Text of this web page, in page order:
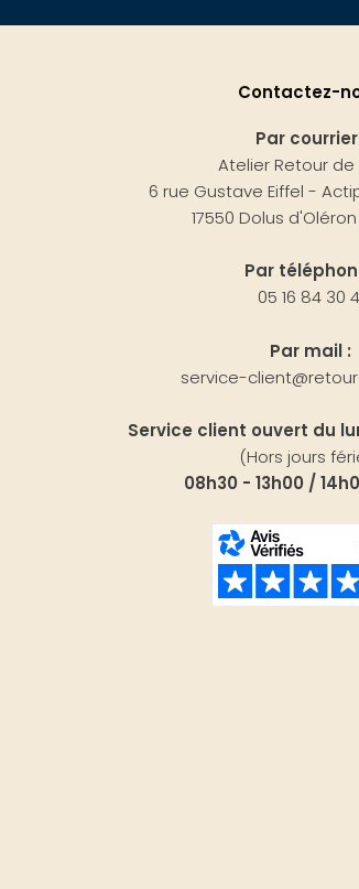
Contactez-
Par courrier
Atelier Retour de
6 rue Gustave Eiffel -
17550 Dolus
Par
05 16 84 30
Par mail :
service-
Service client ouvert du
(Hors jours
08h30 - 13h00 /